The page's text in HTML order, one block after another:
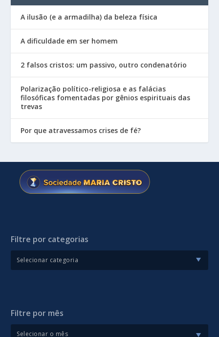
A ilusão (e a armadilha) da beleza física
A dificuldade em ser homem
2 falsos cristos: um passivo, outro condenatório
Polarização político-religiosa e as falácias
filosóficas fomentadas por gênios espirituais das
trevas
Por que atravessamos crises de fé?
Filtre por categorias
Filtre por mês